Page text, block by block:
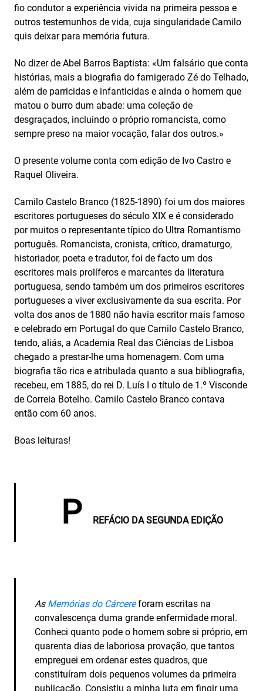
fio condutor a experiência vivida na primeira pessoa e
outros testemunhos de vida, cuja singularidade Camilo
quis deixar para memória futura.
No dizer de Abel Barros Baptista: «Um falsário que conta
histórias, mais a biografia do famigerado Zé do Telhado,
além de parricidas e infanticidas e ainda o homem que
matou o burro dum abade: uma coleção de
desgraçados, incluindo o próprio romancista, como
sempre preso na maior vocação, falar dos outros.»
O presente volume conta com edição de Ivo Castro e
Raquel Oliveira.
Camilo Castelo Branco (1825-1890) foi um dos maiores
escritores portugueses do século XIX e é considerado
por muitos o representante típico do Ultra Romantismo
português. Romancista, cronista, crítico, dramaturgo,
historiador, poeta e tradutor, foi de facto um dos
escritores mais prolíferos e marcantes da literatura
portuguesa, sendo também um dos primeiros escritores
portugueses a viver exclusivamente da sua escrita. Por
volta dos anos de 1880 não havia escritor mais famoso
e celebrado em Portugal do que Camilo Castelo Branco,
tendo, aliás, a Academia Real das Ciências de Lisboa
chegado a prestar-lhe uma homenagem. Com uma
biografia tão rica e atribulada quanto a sua bibliografia,
recebeu, em 1885, do rei D. Luís I o título de 1.º Visconde
de Correia Botelho. Camilo Castelo Branco contava
então com 60 anos.
Boas leituras!
P REFÁCIO DA SEGUNDA EDIÇÃO
As Memórias do Cárcere foram escritas na
convalescença duma grande enfermidade moral.
Conheci quanto pode o homem sobre si próprio, em
quarenta dias de laboriosa provação, que tantos
empreguei em ordenar estes quadros, que
constituíram dois pequenos volumes da primeira
publicação. Consistiu a minha luta em fingir uma